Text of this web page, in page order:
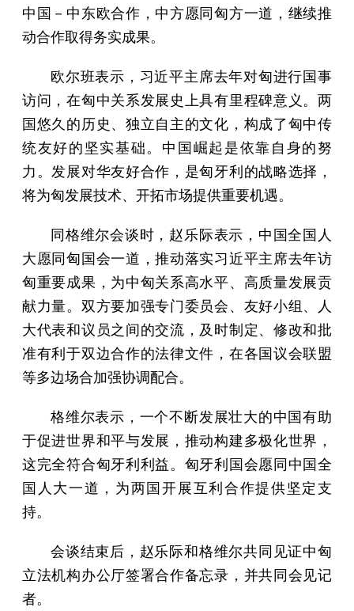
中国－中东欧合作，中方愿同匈方一道，继续推
动合作取得务实成果。
欧尔班表示，习近平主席去年对匈进行国事
访问，在匈中关系发展史上具有里程碑意义。两
国悠久的历史、独立自主的文化，构成了匈中传
统友好的坚实基础。中国崛起是依靠自身的努
力。发展对华友好合作，是匈牙利的战略选择，
将为匈发展技术、开拓市场提供重要机遇。
同格维尔会谈时，赵乐际表示，中国全国人
大愿同匈国会一道，推动落实习近平主席去年访
匈重要成果，为中匈关系高水平、高质量发展贡
献力量。双方要加强专门委员会、友好小组、人
大代表和议员之间的交流，及时制定、修改和批
准有利于双边合作的法律文件，在各国议会联盟
等多边场合加强协调配合。
格维尔表示，一个不断发展壮大的中国有助
于促进世界和平与发展，推动构建多极化世界，
这完全符合匈牙利利益。匈牙利国会愿同中国全
国人大一道，为两国开展互利合作提供坚定支
持。
会谈结束后，赵乐际和格维尔共同见证中匈
立法机构办公厅签署合作备忘录，并共同会见记
者。